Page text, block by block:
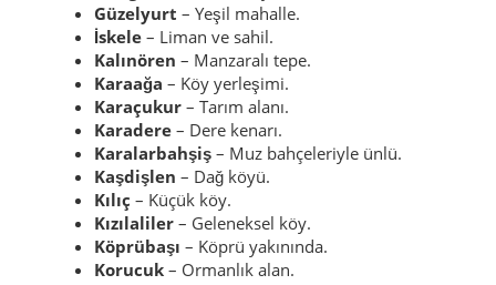
Güzelyurt – Yeşil mahalle.
İskele – Liman ve sahil.
Kalınören – Manzaralı tepe.
Karaağa – Köy yerleşimi.
Karaçukur – Tarım alanı.
Karadere – Dere kenarı.
Karalarbahşiş – Muz bahçeleriyle ünlü.
Kaşdişlen – Dağ köyü.
Kılıç – Küçük köy.
Kızılaliler – Geleneksel köy.
Köprübaşı – Köprü yakınında.
Korucuk – Ormanlık alan.